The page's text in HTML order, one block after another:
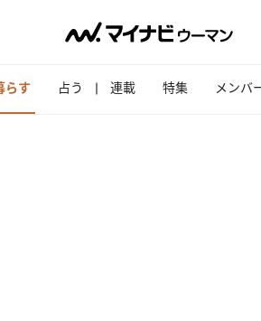
らす 占う 連載 特集 メンバ